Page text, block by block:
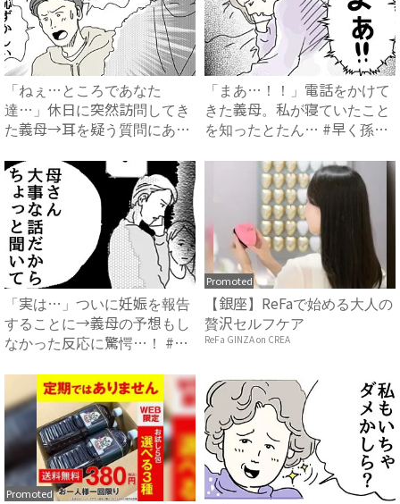
「ねぇ…ところであなた
達…」休日に突然訪問してき
た義母→耳を疑う質問にあ
「まあ…！！」電話をかけて
きた義母。私が寝ていたこと
を知ったとたん… #早く孫
「実は…」ついに妊娠を報告
することに→義母の予想もし
なかった反応に驚愕…！ #
Promoted
【銀座】ReFaで始める大人の
贅沢セルフケア
ReFa GINZA on CREA
Promoted